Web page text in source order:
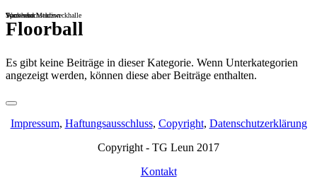
Sportheim
Turn- und Mehrzweckhalle
Wackenbachstadion
Floorball
Es gibt keine Beiträge in dieser Kategorie. Wenn Unterkategorien
angezeigt werden, können diese aber Beiträge enthalten.
Impressum, Haftungsausschluss, Copyright, Datenschutzerklärung
Copyright - TG Leun 2017
Kontakt